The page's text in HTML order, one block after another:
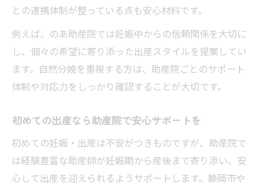
との連携体制が整っている点も安心材料です。
例えば、のあ助産院では妊娠中からの信頼関係を大切に
し、個々の希望に寄り添った出産スタイルを提案してい
ます。自然分娩を重視する方は、助産院ごとのサポート
体制や対応力をしっかり確認することが大切です。
初めての出産なら助産院で安心サポートを
初めての妊娠・出産は不安がつきものですが、助産院で
は経験豊富な助産師が妊娠期から産後まで寄り添い、安
心して出産を迎えられるようサポートします。静岡市や